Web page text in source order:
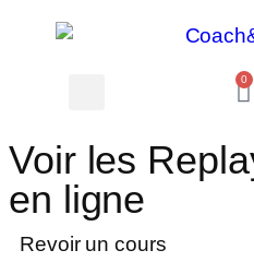
0
Voir les
en ligne
Revoir un cours